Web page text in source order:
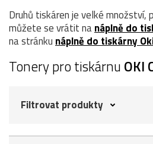
Druhů tiskáren je velké množství,
můžete se vrátit nanáplně do
na stránku náplně do tiskárny
Tonery pro tiskárnu OKI
Filtrovat produkty